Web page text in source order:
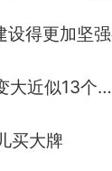
得更加坚
台风白海豚体型变大近似13个浙江面积
买大牌